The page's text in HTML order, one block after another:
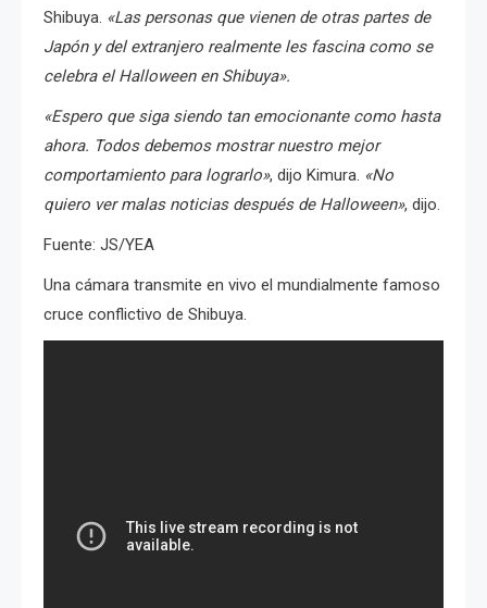
Shibuya. «Las personas que vienen de otras partes de
Japón y del extranjero realmente les fascina como se
celebra el Halloween en Shibuya».
«Espero que siga siendo tan emocionante como hasta
ahora. Todos debemos mostrar nuestro mejor
comportamiento para lograrlo», dijo Kimura. «No
quiero ver malas noticias después de Halloween», dijo.
Fuente: JS/YEA
Una cámara transmite en vivo el mundialmente famoso
cruce conflictivo de Shibuya.